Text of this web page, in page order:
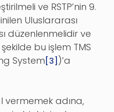
ve RSTP’nin 9.
Uluslararası
düzenlenmelidir ve
bu işlem TMS
System [3] )’a
adına,